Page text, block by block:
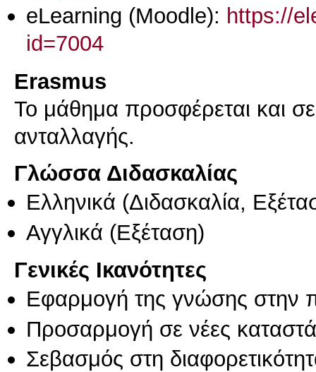
eLearning (Moodle): https://
id=7004
Erasmus
Το μάθημα προσφέρεται και
ανταλλαγής.
Γλώσσα Διδασκαλίας
Ελληνικά (Διδασκαλία,
Αγγλικά (Εξέταση)
Γενικές Ικανότητες
Εφαρμογή της γνώσης στην
Προσαρμογή σε νέες
Σεβασμός στη